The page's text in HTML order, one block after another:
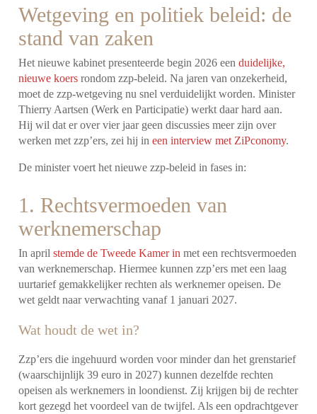
Wetgeving en politiek beleid: de
stand van zaken
Het nieuwe kabinet presenteerde begin 2026 eenduidelijke,
nieuwe koers rondom zzp-beleid. Na jaren van onzekerheid,
moet de zzp-wetgeving nu snel verduidelijkt worden. Minister
Thierry Aartsen (Werk en Participatie) werkt daar hard aan.
Hij wil dat er over vier jaar geen discussies meer zijn over
werken met zzp’ers, zei hij ineen interview met ZiPconomy.
De minister voert het nieuwe zzp-beleid in fases in:
1. Rechtsvermoeden van
werknemerschap
In aprilstemde de Tweede Kamer in met een rechtsvermoeden
van werknemerschap. Hiermee kunnen zzp’ers met een laag
uurtarief gemakkelijker rechten als werknemer opeisen. De
wet geldt naar verwachting vanaf 1 januari 2027.
Wat houdt de wet in?
Zzp’ers die ingehuurd worden voor minder dan het grenstarief
(waarschijnlijk 39 euro in 2027) kunnen dezelfde rechten
opeisen als werknemers in loondienst. Zij krijgen bij de rechter
kort gezegd het voordeel van de twijfel. Als een opdrachtgever